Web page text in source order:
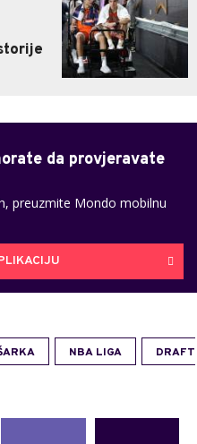
da provjeravate
preuzmite Mondo mobilnu
NBA LIGA DRAFT